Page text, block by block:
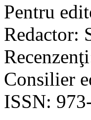
Pentru
Redactor:
Consilier
ISSN: